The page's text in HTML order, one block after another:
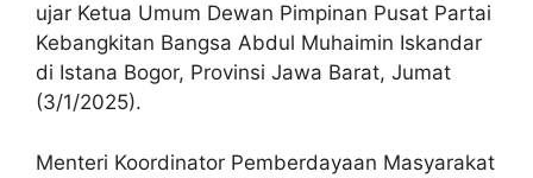
ujar Ketua Umum Dewan Pimpinan Pusat Partai
Kebangkitan Bangsa Abdul Muhaimin Iskandar
di Istana Bogor, Provinsi Jawa Barat, Jumat
(3/1/2025).
Menteri Koordinator Pemberdayaan Masyarakat